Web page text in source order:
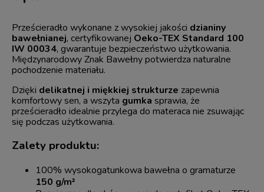
Prześcieradło wykonane z wysokiej jakości dzianiny
bawełnianej, certyfikowanej Oeko-TEX Standard 100
IW 00034, gwarantuje bezpieczeństwo użytkowania.
Międzynarodowy Znak Bawełny potwierdza naturalne
pochodzenie materiału.
Dzięki delikatnej i miękkiej strukturze zapewnia
komfortowy sen, a wszyta gumka sprawia, że
prześcieradło idealnie przylega do materaca nie zsuwając
się podczas użytkowania.
Zalety produktu:
100% wysokogatunkowa bawełna o gramaturze
150 g/m²